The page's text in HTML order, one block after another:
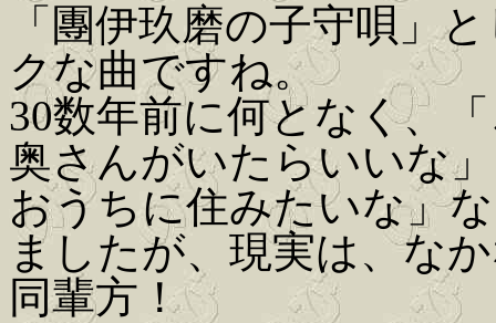
「團伊玖磨の子守唄」
クな曲ですね。
30数年前に何となく、
奥さんがいたらいいな
おうちに住みたいな」
ましたが、現実は、な
同輩方！